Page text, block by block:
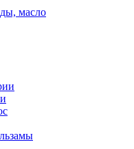
масло